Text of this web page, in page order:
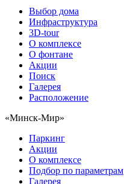
Выбор дома
Инфраструктура
3D-tour
О комплексе
О фонтане
Акции
Поиск
Галерея
Расположение
«Минск-Мир»
Паркинг
Акции
О комплексе
Подбор по параметрам
Галерея